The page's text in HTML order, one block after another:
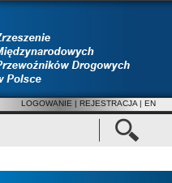
LOGOWANIE | REJESTRACJA | EN